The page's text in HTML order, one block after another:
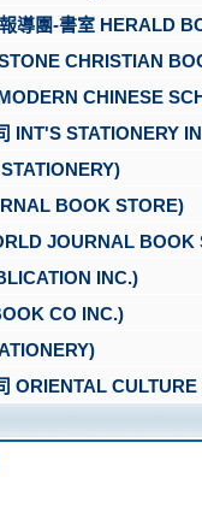
導團-書室 HERALD
CHRISTIAN
CHINESE
INT'S STATIONERY
BOOK STORE)
JOURNAL BOOK
INC.)
CO INC.)
ORIENTAL